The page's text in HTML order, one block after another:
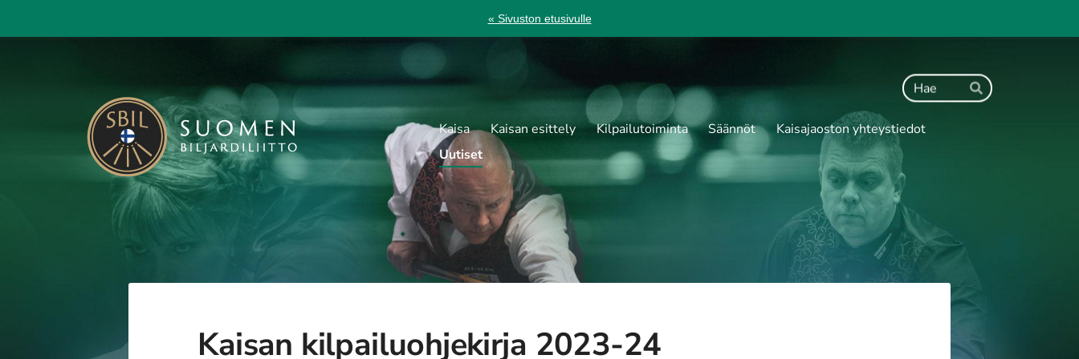
sivun
« Sivuston etusivulle
Haku
Hae
KAISA - Suomen Biljardiliitto ry
Kaisa Kaisan esittely Kilpailutoiminta Säännöt
Kaisajaoston yhteystiedot
Uutiset
Kaisan kilpailuohjekirja 2023-24